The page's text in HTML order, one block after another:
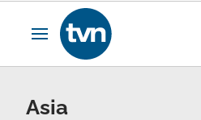
Ir al contenido
Obrir navegació
Asia